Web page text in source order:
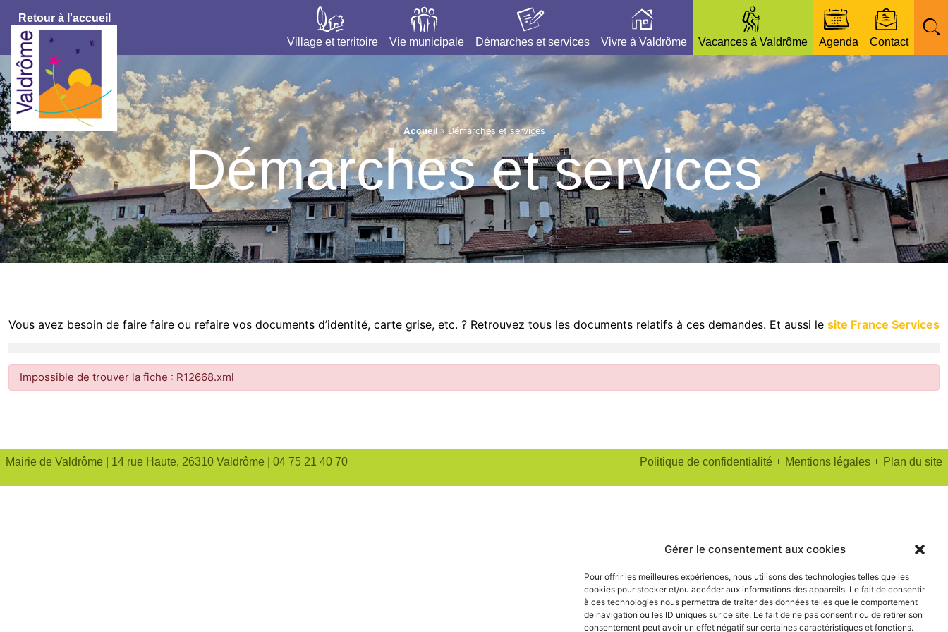
Gérer le consentement aux cookies
Pour offrir les meilleures expériences, nous utilisons des technologies telles que les
cookies pour stocker et/ou accéder aux informations des appareils. Le fait de consentir
à ces technologies nous permettra de traiter des données telles que le comportement
de navigation ou les ID uniques sur ce site. Le fait de ne pas consentir ou de retirer son
consentement peut avoir un effet négatif sur certaines caractéristiques et fonctions.
Retour à l'accueil
Village et territoire
Vie municipale Démarches et services Vivre à Valdrôme Vacances à Valdrôme Agenda Contact
Accueil»Démarches et services
Démarches et services
Vous avez besoin de faire faire ou refaire vos documents d’identité, carte grise, etc. ? Retrouvez tous les documents relatifs à ces demandes. Et aussi le site France Services
Impossible de trouver la fiche : R12668.xml
Mairie de Valdrôme | 14 rue Haute, 26310 Valdrôme | 04 75 21 40 70 Politique de confidentialité Mentions légales Plan du site